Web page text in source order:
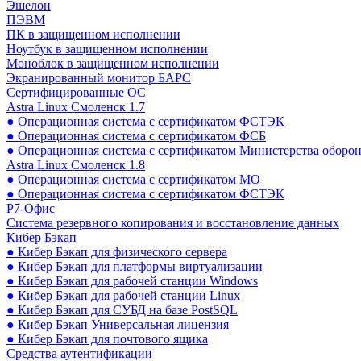
Эшелон
ПЭВМ
ПК в защищенном исполнении
Ноутбук в защищенном исполнении
Моноблок в защищенном исполнении
Экранированный монитор БАРС
Сертифицированные ОС
Astra Linux Смоленск 1.7
● Операционная система с сертификатом ФСТЭК
● Операционная система с сертификатом ФСБ
● Операционная система с сертификатом Министерства
Astra Linux Смоленск 1.8
● Операционная система с сертификатом МО
● Операционная система с сертификатом ФСТЭК
Р7-Офис
Система резервного копирования и восстановление данных
Кибер Бэкап
● Кибер Бэкап для физического сервера
● Кибер Бэкап для платформы виртуализации
● Кибер Бэкап для рабочей станции Windows
● Кибер Бэкап для рабочей станции Linux
● Кибер Бэкап для СУБД на базе PostSQL
● Кибер Бэкап Универсальная лицензия
● Кибер Бэкап для почтового ящика
Средства аутентификации